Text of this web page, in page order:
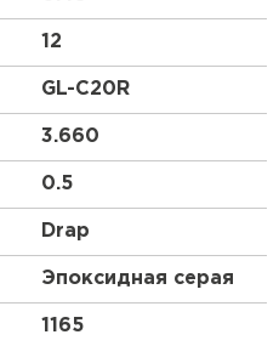
12
GL-С20R
3.660
0.5
Drap
Эпоксидная серая
1165